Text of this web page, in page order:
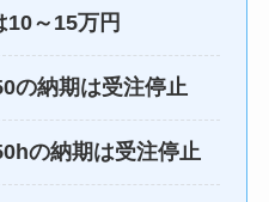
～15万円
の納期は受注停止
の納期は受注停止